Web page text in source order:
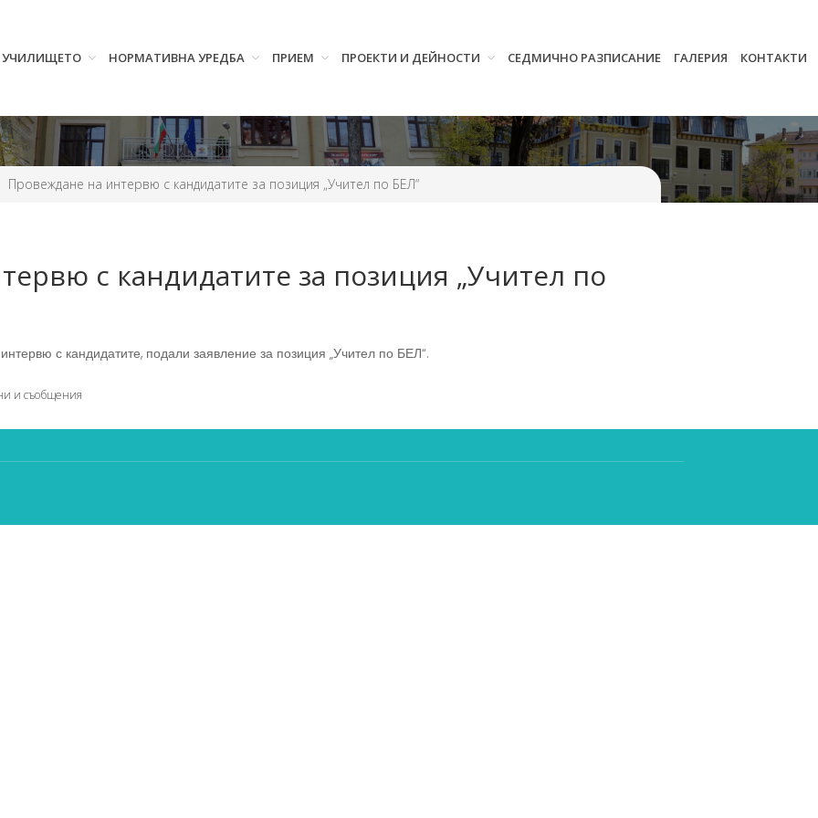
Начало
Нормативна уредба
Прием
Проекти и дейности
УЧИЛИЩЕТО НОРМАТИВНА УРЕДБА ПРИЕМ ПРОЕКТИ И ДЕЙНОСТИ СЕДМИЧНО РАЗПИСАНИЕ ГАЛЕРИЯ КОНТАКТИ
Провеждане на интервю с кандидатите за позиция „Учител по БЕЛ“
с кандидатите за позиция „Учител по
с кандидатите, подали заявление за позиция „Учител по БЕЛ“.
и съобщения